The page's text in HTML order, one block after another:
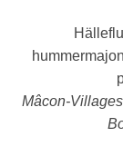
Mâcon-